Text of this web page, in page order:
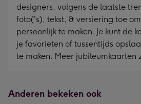
designers, volgens de laatste
foto('s), tekst, & versiering toe
persoonlijk te maken. Je kunt de
je favorieten of tussentijds
te maken. Meer jubileumkaarten
Anderen bekeken ook